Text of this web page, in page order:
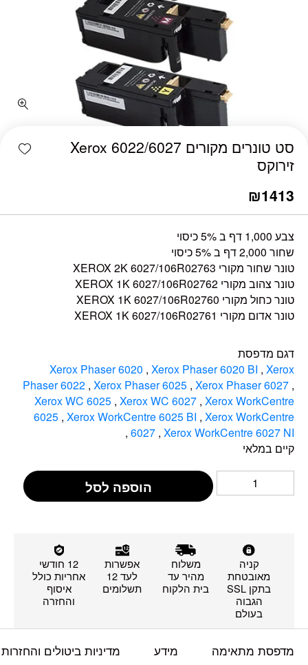
סט טונרים מקורים 6022/6027 Xerox
זירוקס
₪1413
צבע 1,000 דף ב 5% כיסוי
שחור 2,000 דף ב 5% כיסוי
טונר שחור מקורי XEROX 2K 6027/106R02763
טונר צהוב מקורי XEROX 1K 6027/106R02762
טונר כחול מקורי XEROX 1K 6027/106R02760
טונר אדום מקורי XEROX 1K 6027/106R02761
דגם מדפסת
Xerox Phaser 6020 ,Xerox Phaser 6020 BI ,Xerox
Phaser 6022 ,Xerox Phaser 6025 ,Xerox Phaser 6027 ,
Xerox WC 6025 ,Xerox WC 6027 ,Xerox WorkCentre
6025 ,Xerox WorkCentre 6025 BI ,Xerox WorkCentre
6027 ,Xerox WorkCentre 6027 NI
,
קיים במלאי
הוספה לסל
קניה
מאובטחת
בתקן SSL
הגבוה
בעולם
משלוח
מהיר עד
בית הלקוח
אפשרות
לעד 12
תשלומים
12 חודשי
אחריות כולל
איסוף
והחזרה
מדפסת מתאימה מידע מדיניות ביטולים והחזרות